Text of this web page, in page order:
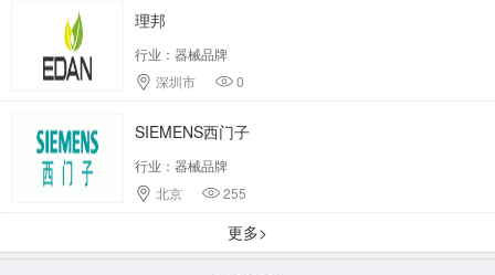
理邦
行业：器械品牌
深圳市
0
SIEMENS西门子
行业：器械品牌
北京
255
更多>